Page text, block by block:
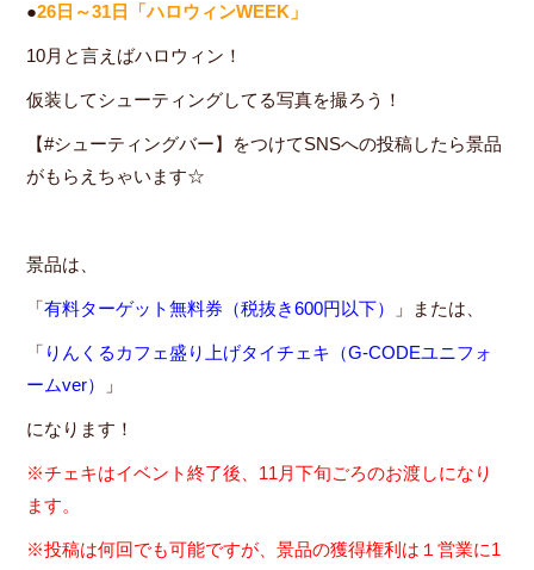
●26日～31日「ハロウィンWEEK」
10月と言えばハロウィン！
仮装してシューティングしてる写真を撮ろう！
【#シューティングバー】をつけてSNSへの投稿したら景品
がもらえちゃいます☆
景品は、
「有料ターゲット無料券（税抜き600円以下） 」または、
「 りんくるカフェ盛り上げタイチェキ（G-CODEユニフォ
ームver）
」
になります！
※チェキはイベント終了後、11月下旬ごろのお渡しになり
ます。
※投稿は何回でも可能ですが、景品の獲得権利は１営業に1